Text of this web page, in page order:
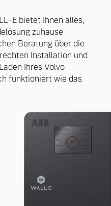
E bietet Ihnen alles,
zuhause
Beratung über die
Installation und
Ihres Volvo
funktioniert wie das